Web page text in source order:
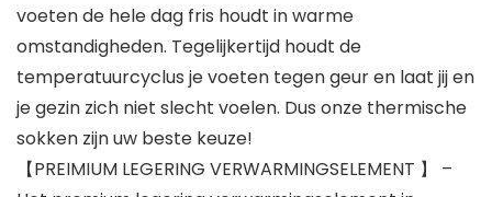
voeten de hele dag fris houdt in warme
omstandigheden. Tegelijkertijd houdt de
temperatuurcyclus je voeten tegen geur en laat jij en
je gezin zich niet slecht voelen. Dus onze thermische
sokken zijn uw beste keuze!
【PREIMIUM LEGERING VERWARMINGSELEMENT 】 –